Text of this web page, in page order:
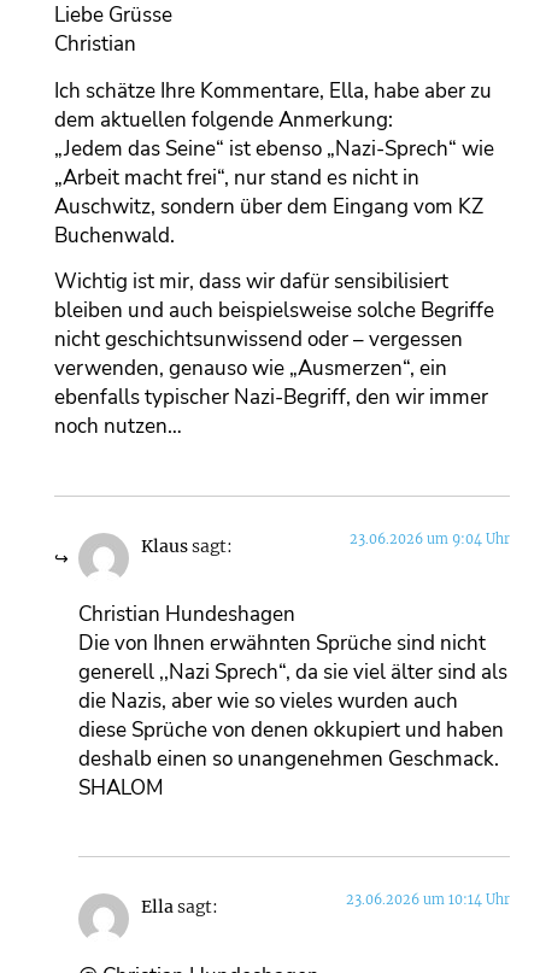
Liebe Grüsse
Christian
Ich schätze Ihre Kommentare, Ella, habe aber zu
dem aktuellen folgende Anmerkung:
„Jedem das Seine“ ist ebenso „Nazi-Sprech“ wie
„Arbeit macht frei“, nur stand es nicht in
Auschwitz, sondern über dem Eingang vom KZ
Buchenwald.
Wichtig ist mir, dass wir dafür sensibilisiert
bleiben und auch beispielsweise solche Begriffe
nicht geschichtsunwissend oder – vergessen
verwenden, genauso wie „Ausmerzen“, ein
ebenfalls typischer Nazi-Begriff, den wir immer
noch nutzen…
Klaussagt: 23.06.2026 um 9:04 Uhr
Christian Hundeshagen
Die von Ihnen erwähnten Sprüche sind nicht
generell ,,Nazi Sprech“, da sie viel älter sind als
die Nazis, aber wie so vieles wurden auch
diese Sprüche von denen okkupiert und haben
deshalb einen so unangenehmen Geschmack.
SHALOM
Ellasagt: 23.06.2026 um 10:14 Uhr